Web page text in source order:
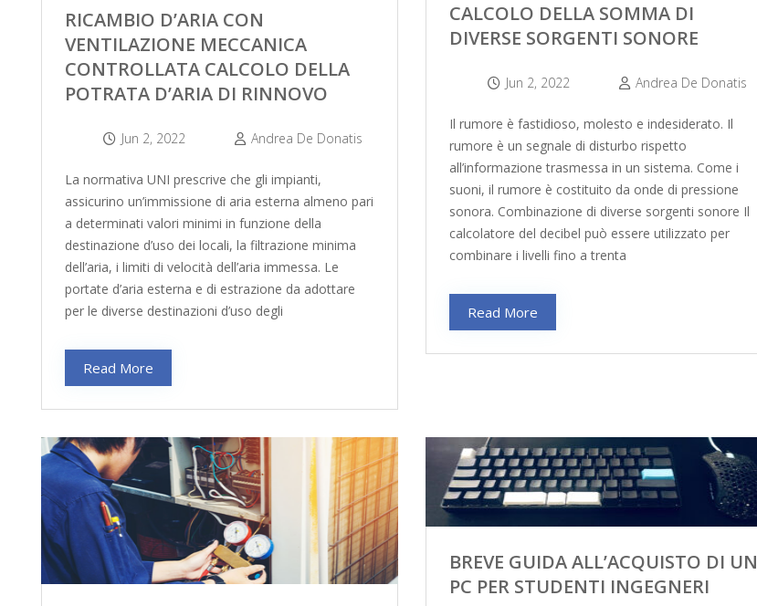
RICAMBIO D’ARIA CON
VENTILAZIONE MECCANICA
CONTROLLATA CALCOLO DELLA
POTRATA D’ARIA DI RINNOVO
Jun 2, 2022 Andrea De Donatis
La normativa UNI prescrive che gli impianti,
assicurino un’immissione di aria esterna almeno pari
a determinati valori minimi in funzione della
destinazione d’uso dei locali, la filtrazione minima
dell’aria, i limiti di velocità dell’aria immessa. Le
portate d’aria esterna e di estrazione da adottare
per le diverse destinazioni d’uso degli
Read More
CALCOLO DELLA SOMMA DI
DIVERSE SORGENTI SONORE
Jun 2, 2022 Andrea De Donatis
Il rumore è fastidioso, molesto e indesiderato. Il
rumore è un segnale di disturbo rispetto
all’informazione trasmessa in un sistema. Come i
suoni, il rumore è costituito da onde di pressione
sonora. Combinazione di diverse sorgenti sonore Il
calcolatore del decibel può essere utilizzato per
combinare i livelli fino a trenta
Read More
BREVE GUIDA ALL’ACQUISTO DI UN
PC PER STUDENTI INGEGNERI